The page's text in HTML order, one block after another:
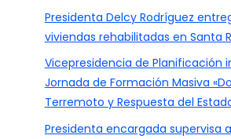
Presidenta Delcy Rodríguez
viviendas rehabilitadas en Santa
Vicepresidencia de Planificación
Jornada de Formación Masiva
Terremoto y Respuesta del
Presidenta encargada supervisa